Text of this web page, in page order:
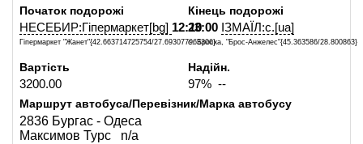
Початок подорожі
НЕСЕБИР:Гіпермаркет[bg] 12:10
Гіпермаркет "Жанет"{42.663714725754/27.693077963306}
Кінець подорожі
23:00 ІЗМАЇЛ:с.[ua]
с. Броска, "Брос-Анжелес"{45.363586/28.800863}
Вартість
3200.00
Надійн.
97% --
Маршрут автобуса/Перевізник/Марка автобусу
2836 Бургас - Одеса
Максимов Турс n/a